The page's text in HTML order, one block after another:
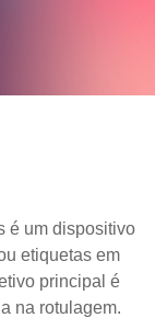
um dispositivo
etiquetas em
principal é
na rotulagem.